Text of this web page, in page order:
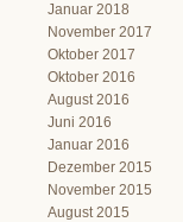
Januar 2018
November 2017
Oktober 2017
Oktober 2016
August 2016
Juni 2016
Januar 2016
Dezember 2015
November 2015
August 2015